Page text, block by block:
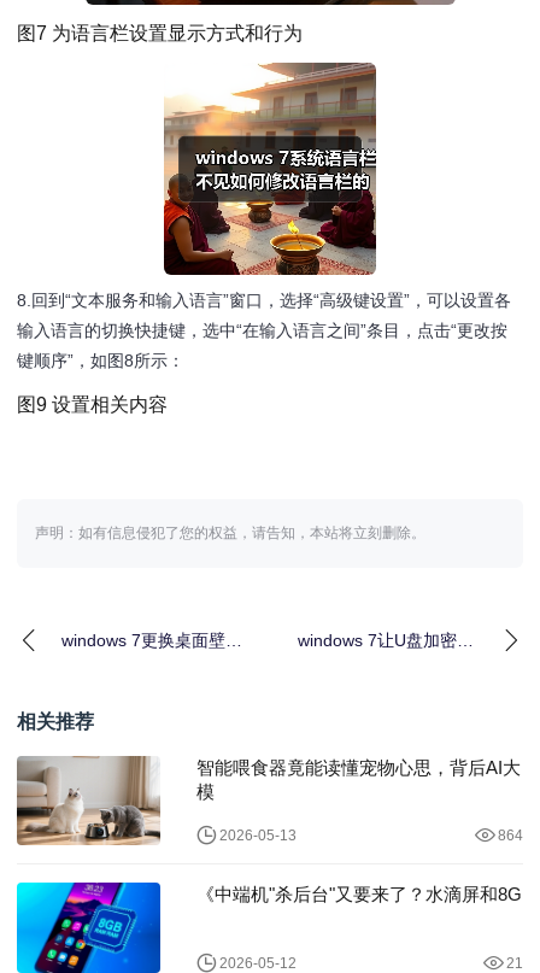
图7 为语言栏设置显示方式和行为
8.回到“文本服务和输入语言”窗口，选择“高级键设置”，可以设置各
输入语言的切换快捷键，选中“在输入语言之间”条目，点击“更改按
键顺序”，如图8所示：
图9 设置相关内容
声明：如有信息侵犯了您的权益，请告知，本站将立刻删除。
windows 7更换桌面壁纸
windows 7让U盘加密更
相关推荐
智能喂食器竟能读懂宠物心思，背后AI大
模
2026-05-13 864
《中端机"杀后台"又要来了？水滴屏和8G
2026-05-12 21